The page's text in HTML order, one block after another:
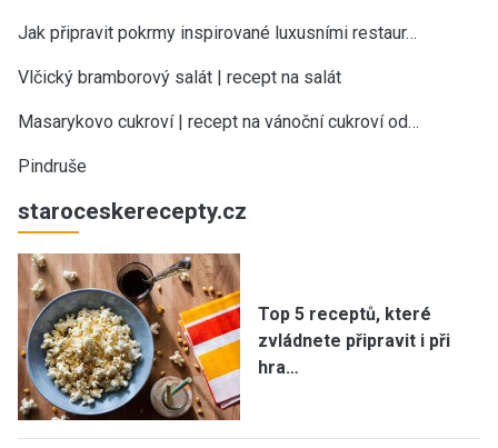
Jak připravit pokrmy inspirované luxusními restaur…
Vlčický bramborový salát | recept na salát
Masarykovo cukroví | recept na vánoční cukroví od…
Pindruše
staroceskerecepty.cz
Top 5 receptů, které
zvládnete připravit i při
hra…